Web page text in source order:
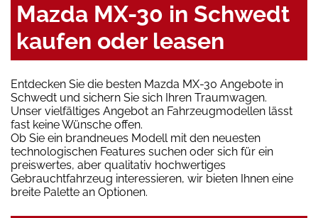
Mazda MX-30 in Schwedt
kaufen oder leasen
Entdecken Sie die besten Mazda MX-30 Angebote in
Schwedt und sichern Sie sich Ihren Traumwagen.
Unser vielfältiges Angebot an Fahrzeugmodellen lässt
fast keine Wünsche offen.
Ob Sie ein brandneues Modell mit den neuesten
technologischen Features suchen oder sich für ein
preiswertes, aber qualitativ hochwertiges
Gebrauchtfahrzeug interessieren, wir bieten Ihnen eine
breite Palette an Optionen.